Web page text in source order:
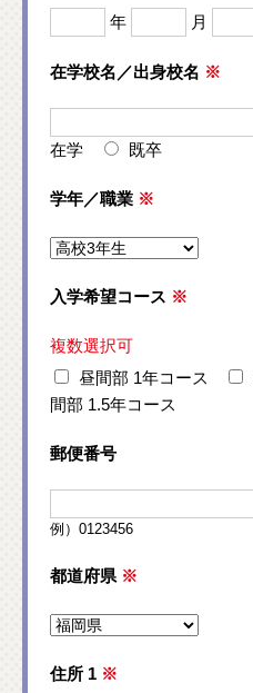
年 月
在学校名／出身校名 ※
在学 既卒
学年／職業 ※
入学希望コース ※
複数選択可
昼間部 1年コース
間部 1.5年コース
郵便番号
例）0123456
都道府県 ※
住所 1 ※